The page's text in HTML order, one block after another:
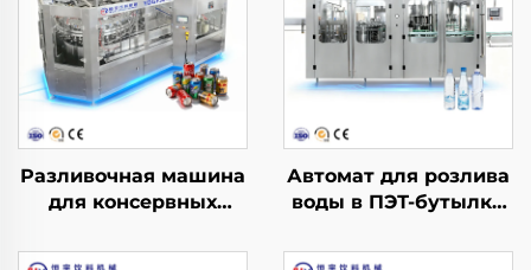
Разливочная машина
для консервных
Автомат для розлива
воды в ПЭТ-бутылки